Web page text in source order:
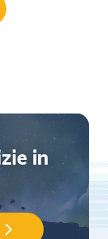
in